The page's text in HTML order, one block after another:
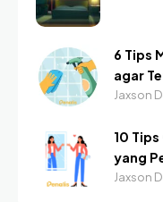
6 Tips
agar
Jaxson
10
yang
Jaxson